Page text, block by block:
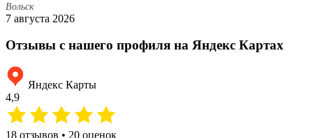
Вольск
7 августа 2026
Отзывы с нашего профиля на Яндекс Картах
Яндекс Карты
4,9
18 отзывов • 20 оценок